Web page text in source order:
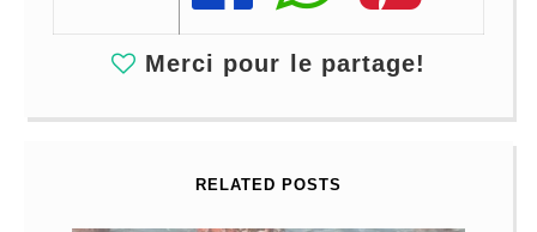
Merci pour le partage!
RELATED POSTS